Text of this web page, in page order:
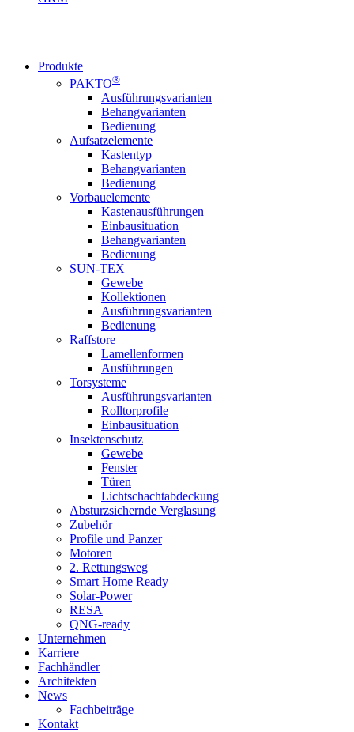
Produkte
PAKTO®
Ausführungsvarianten
Behangvarianten
Bedienung
Aufsatzelemente
Kastentyp
Behangvarianten
Bedienung
Vorbauelemente
Kastenausführungen
Einbausituation
Behangvarianten
Bedienung
SUN-TEX
Gewebe
Kollektionen
Ausführungsvarianten
Bedienung
Raffstore
Lamellenformen
Ausführungen
Torsysteme
Ausführungsvarianten
Rolltorprofile
Einbausituation
Insektenschutz
Gewebe
Fenster
Türen
Lichtschachtabdeckung
Absturzsichernde Verglasung
Zubehör
Profile und Panzer
Motoren
2. Rettungsweg
Smart Home Ready
Solar-Power
RESA
QNG-ready
Unternehmen
Karriere
Fachhändler
Architekten
News
Fachbeiträge
Kontakt